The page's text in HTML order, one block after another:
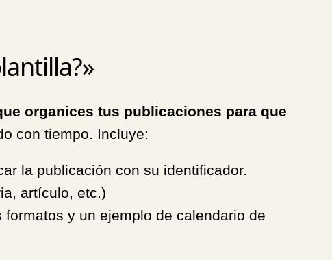
organices tus publicaciones para que
con tiempo. Incluye:
la publicación con su identificador.
artículo, etc.)
y un ejemplo de calendario de